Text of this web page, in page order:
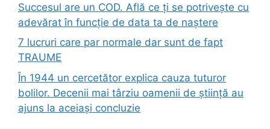
Succesul are un COD. Află ce ți se potrivește cu
adevărat în funcție de data ta de naștere
7 lucruri care par normale dar sunt de fapt
TRAUME
În 1944 un cercetător explica cauza tuturor
bolilor. Decenii mai târziu oamenii de știință au
ajuns la aceiași concluzie